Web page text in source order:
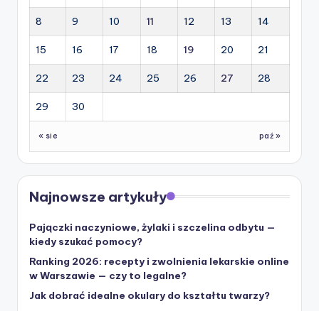
8 9 10 11 12 13 14
15 16 17 18 19 20 21
22 23 24 25 26 27 28
29 30
« sie paź »
Najnowsze artykuły
Pajączki naczyniowe, żylaki i szczelina odbytu —
kiedy szukać pomocy?
Ranking 2026: recepty i zwolnienia lekarskie online
w Warszawie — czy to legalne?
Jak dobrać idealne okulary do kształtu twarzy?